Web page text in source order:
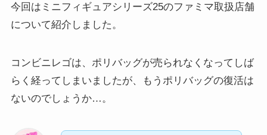
今回はミニフィギュアシリーズ25のファミマ取扱店舗
について紹介しました。
コンビニレゴは、ポリバッグが売られなくなってしば
らく経ってしまいましたが、もうポリバッグの復活は
ないのでしょうか…。